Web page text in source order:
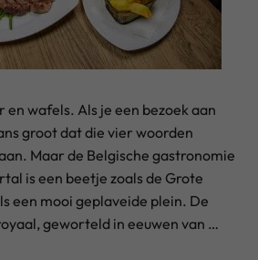
wafels. Als je een bezoek aan
groot dat die vier woorden
Maar de Belgische gastronomie
is een beetje zoals de Grote
een mooi geplaveide plein. De
geworteld in eeuwen van …